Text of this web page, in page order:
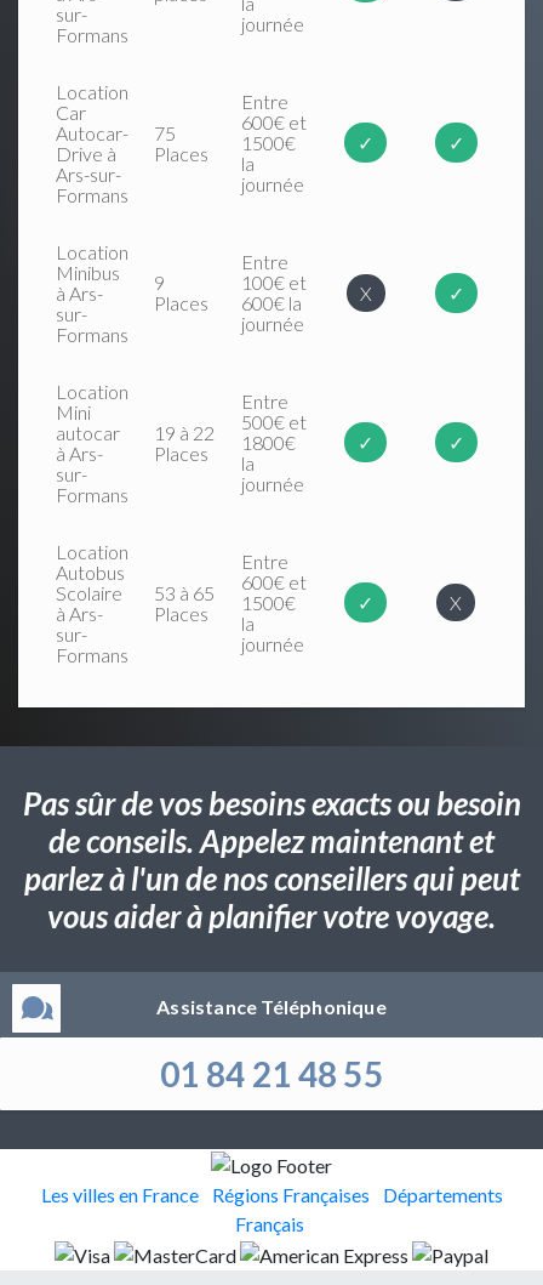
sur-
Formans
journée
Location
Car
Autocar-
Drive à
Ars-sur-
Formans
75
Places
Entre
600€ et
1500€
la
journée
✓ ✓
Location
Minibus
à Ars-
sur-
Formans
9
Places
Entre
100€ et
600€ la
journée
X ✓
Location
Mini
autocar
à Ars-
sur-
Formans
19 à 22
Places
Entre
500€ et
1800€
la
journée
✓ ✓
Location
Autobus
Scolaire
à Ars-
sur-
Formans
53 à 65
Places
Entre
600€ et
1500€
la
journée
✓ X
Pas sûr de vos besoins exacts ou besoin
de conseils. Appelez maintenant et
parlez à l'un de nos conseillers qui peut
vous aider à planifier votre voyage.
Assistance Téléphonique
01 84 21 48 55
Les villes en France Régions Françaises
Départements
Français